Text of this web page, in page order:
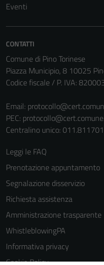
Eventi
CONTATTI
Comune di Pino Torinese
Piazza Municipio, 8 10025
Codice fiscale / P. IVA:
Email:
PEC:
Centralino unico:
Leggi le FAQ
Prenotazione appuntamento
Segnalazione disservizio
Richiesta assistenza
Amministrazione trasparente
WhistleblowingPA
Informativa privacy
Cookie Policy